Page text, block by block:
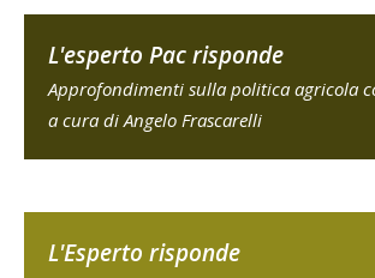
L'esperto Pac risponde
Approfondimenti sulla politica agricola
a cura di Angelo Frascarelli
L'Esperto risponde